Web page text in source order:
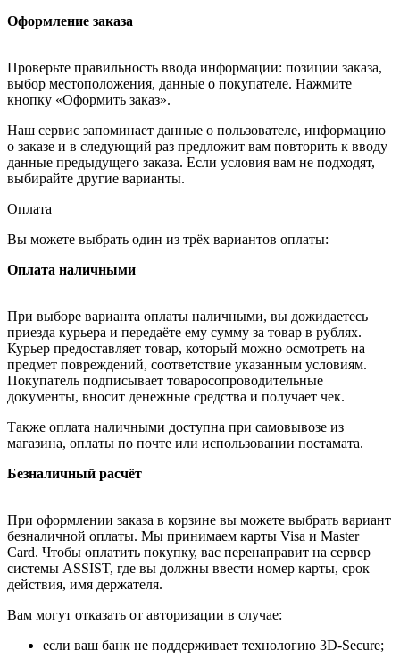
Оформление заказа
Проверьте правильность ввода информации: позиции заказа,
выбор местоположения, данные о покупателе. Нажмите
кнопку «Оформить заказ».
Наш сервис запоминает данные о пользователе, информацию
о заказе и в следующий раз предложит вам повторить к вводу
данные предыдущего заказа. Если условия вам не подходят,
выбирайте другие варианты.
Оплата
Вы можете выбрать один из трёх вариантов оплаты:
Оплата наличными
При выборе варианта оплаты наличными, вы дожидаетесь
приезда курьера и передаёте ему сумму за товар в рублях.
Курьер предоставляет товар, который можно осмотреть на
предмет повреждений, соответствие указанным условиям.
Покупатель подписывает товаросопроводительные
документы, вносит денежные средства и получает чек.
Также оплата наличными доступна при самовывозе из
магазина, оплаты по почте или использовании постамата.
Безналичный расчёт
При оформлении заказа в корзине вы можете выбрать вариант
безналичной оплаты. Мы принимаем карты Visa и Master
Card. Чтобы оплатить покупку, вас перенаправит на сервер
системы ASSIST, где вы должны ввести номер карты, срок
действия, имя держателя.
Вам могут отказать от авторизации в случае:
если ваш банк не поддерживает технологию 3D-Secure;